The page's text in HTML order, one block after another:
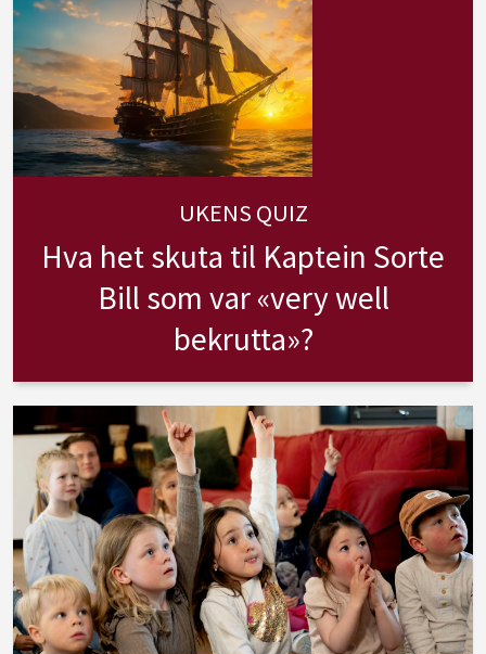
UKENS QUIZ
Hva het skuta til Kaptein Sorte
Bill som var «very well
bekrutta»?